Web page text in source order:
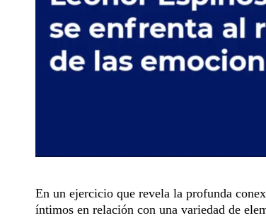
En un ejercicio que revela la profunda
íntimos en relación con una variedad de